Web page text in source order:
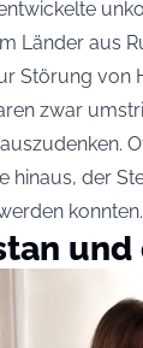
Länder aus
Störung von
zwar
hinaus, der
konnten.